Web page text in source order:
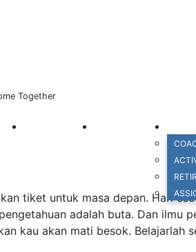
Together
GALERI FOTO GALERI VIDEO
tiket untuk masa depan. Hari
adalah buta. Dan ilmu
kau akan mati besok. Belajarlah